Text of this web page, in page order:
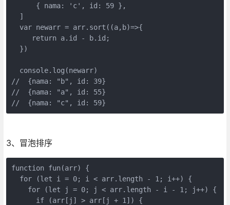
      { nama: 'c', id: 59 },
  ]
  var newarr = arr.sort((a,b)=>{
     return a.id - b.id;
  })
  console.log(newarr)
//  {nama: "b", id: 39}
//  {nama: "a", id: 55}
//  {nama: "c", id: 59}
3、冒泡排序
function fun(arr) {
  for (let i = 0; i < arr.length - 1; i++) {
    for (let j = 0; j < arr.length - i - 1; j++) {
      if (arr[j] > arr[j + 1]) {